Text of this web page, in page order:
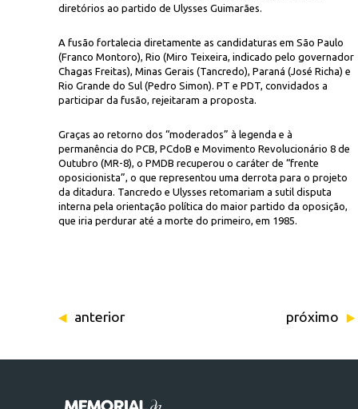
diretórios ao partido de Ulysses Guimarães.
A fusão fortalecia diretamente as candidaturas em São Paulo
(Franco Montoro), Rio (Miro Teixeira, indicado pelo governador
Chagas Freitas), Minas Gerais (Tancredo), Paraná (José Richa) e
Rio Grande do Sul (Pedro Simon). PT e PDT, convidados a
participar da fusão, rejeitaram a proposta.
Graças ao retorno dos “moderados” à legenda e à
permanência do PCB, PCdoB e Movimento Revolucionário 8 de
Outubro (MR-8), o PMDB recuperou o caráter de “frente
oposicionista”, o que representou uma derrota para o projeto
da ditadura. Tancredo e Ulysses retomariam a sutil disputa
interna pela orientação política do maior partido da oposição,
que iria perdurar até a morte do primeiro, em 1985.
anterior próximo